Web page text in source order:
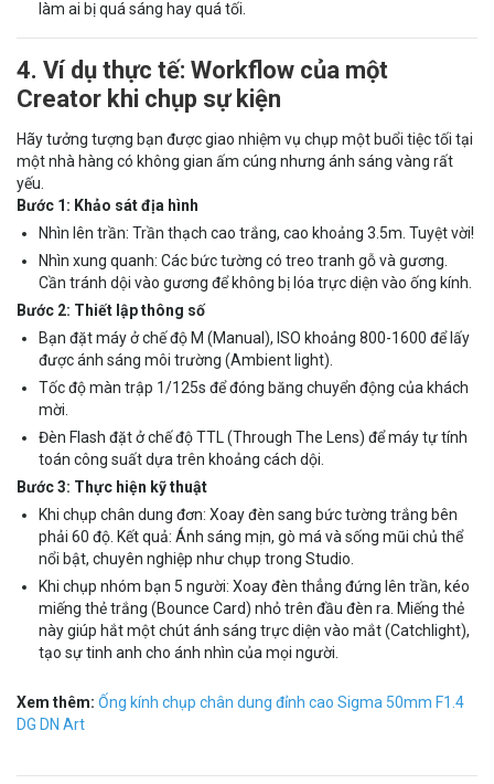
làm ai bị quá sáng hay quá tối.
4. Ví dụ thực tế: Workflow của một
Creator khi chụp sự kiện
Hãy tưởng tượng bạn được giao nhiệm vụ chụp một buổi tiệc tối tại
một nhà hàng có không gian ấm cúng nhưng ánh sáng vàng rất
yếu.
Bước 1: Khảo sát địa hình
Nhìn lên trần: Trần thạch cao trắng, cao khoảng 3.5m. Tuyệt vời!
Nhìn xung quanh: Các bức tường có treo tranh gỗ và gương.
Cần tránh dội vào gương để không bị lóa trực diện vào ống kính.
Bước 2: Thiết lập thông số
Bạn đặt máy ở chế độ M (Manual), ISO khoảng 800-1600 để lấy
được ánh sáng môi trường (Ambient light).
Tốc độ màn trập 1/125s để đóng băng chuyển động của khách
mời.
Đèn Flash đặt ở chế độ TTL (Through The Lens) để máy tự tính
toán công suất dựa trên khoảng cách dội.
Bước 3: Thực hiện kỹ thuật
Khi chụp chân dung đơn: Xoay đèn sang bức tường trắng bên
phải 60 độ. Kết quả: Ánh sáng mịn, gò má và sống mũi chủ thể
nổi bật, chuyên nghiệp như chụp trong Studio.
Khi chụp nhóm bạn 5 người: Xoay đèn thẳng đứng lên trần, kéo
miếng thẻ trắng (Bounce Card) nhỏ trên đầu đèn ra. Miếng thẻ
này giúp hắt một chút ánh sáng trực diện vào mắt (Catchlight),
tạo sự tinh anh cho ánh nhìn của mọi người.
Xem thêm: Ống kính chụp chân dung đỉnh cao Sigma 50mm F1.4
DG DN Art